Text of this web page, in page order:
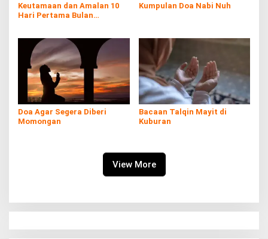
Keutamaan dan Amalan 10
Hari Pertama Bulan
Kumpulan Doa Nabi Nuh
Doa Agar Segera Diberi
Momongan
Bacaan Talqin Mayit di
Kuburan
View More